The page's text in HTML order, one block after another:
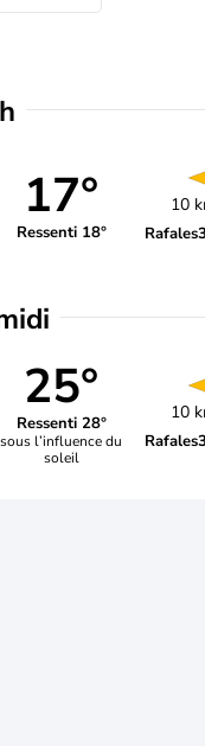
17°
Ressenti 18°
10
Rafales
25°
Ressenti 28°
sous l’influence du
soleil
10
Rafales